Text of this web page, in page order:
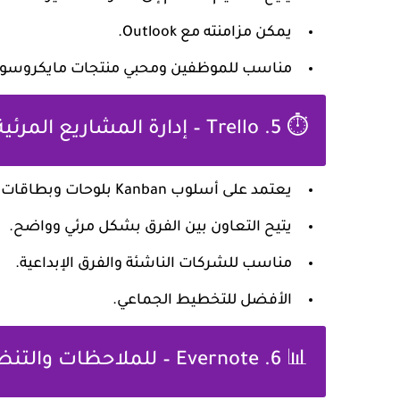
يمكن مزامنته مع Outlook.
مناسب للموظفين ومحبي منتجات
⏱️ 5. Trello – إدارة المشاريع المرئية
يعتمد على أسلوب Kanban بلوحات
يتيح التعاون بين الفرق بشكل مرئي وواضح.
مناسب للشركات الناشئة والفرق الإبداعية.
الأفضل للتخطيط الجماعي.
📊 6. Evernote – للملاحظات والتنظيم